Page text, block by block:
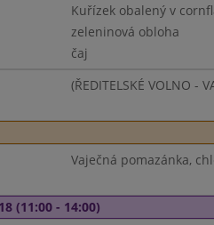
Kuřízek obalený v
zeleninová obloha
čaj
(ŘEDITELSKÉ VOLNO -
Vaječná pomazánka,
(11:00 - 14:00)